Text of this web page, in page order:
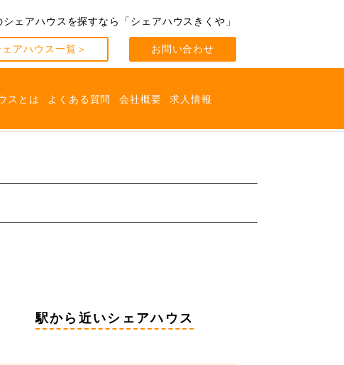
シェアハウスを探すなら 「シェアハウスきくや」
ェアハウス一覧＞ お問い合わせ
スとは よくある質問 会社概要 求人情報
駅から近いシェアハウス